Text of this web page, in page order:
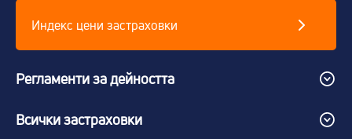
Индекс цени застраховки
Регламенти за дейността
Всички застраховки